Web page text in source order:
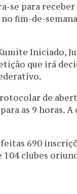
se para
fim-de-
Iniciado,
que irá
de
as 9 horas.
690
clubes